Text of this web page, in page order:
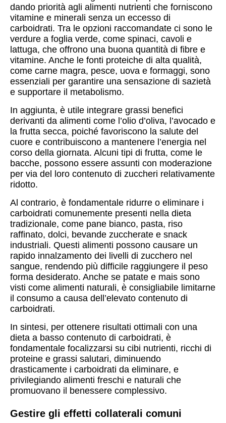
dando priorità agli alimenti nutrienti che forniscono
vitamine e minerali senza un eccesso di
carboidrati. Tra le opzioni raccomandate ci sono le
verdure a foglia verde, come spinaci, cavoli e
lattuga, che offrono una buona quantità di fibre e
vitamine. Anche le fonti proteiche di alta qualità,
come carne magra, pesce, uova e formaggi, sono
essenziali per garantire una sensazione di sazietà
e supportare il metabolismo.
In aggiunta, è utile integrare grassi benefici
derivanti da alimenti come l’olio d’oliva, l’avocado e
la frutta secca, poiché favoriscono la salute del
cuore e contribuiscono a mantenere l’energia nel
corso della giornata. Alcuni tipi di frutta, come le
bacche, possono essere assunti con moderazione
per via del loro contenuto di zuccheri relativamente
ridotto.
Al contrario, è fondamentale ridurre o eliminare i
carboidrati comunemente presenti nella dieta
tradizionale, come pane bianco, pasta, riso
raffinato, dolci, bevande zuccherate e snack
industriali. Questi alimenti possono causare un
rapido innalzamento dei livelli di zucchero nel
sangue, rendendo più difficile raggiungere il peso
forma desiderato. Anche se patate e mais sono
visti come alimenti naturali, è consigliabile limitarne
il consumo a causa dell’elevato contenuto di
carboidrati.
In sintesi, per ottenere risultati ottimali con una
dieta a basso contenuto di carboidrati, è
fondamentale focalizzarsi su cibi nutrienti, ricchi di
proteine e grassi salutari, diminuendo
drasticamente i carboidrati da eliminare, e
privilegiando alimenti freschi e naturali che
promuovano il benessere complessivo.
Gestire gli effetti collaterali comuni